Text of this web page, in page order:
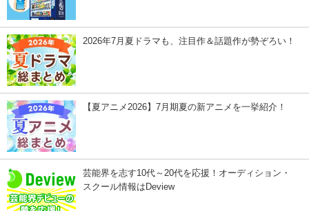
2026年7月夏ドラマも、注目作＆話題作が勢ぞろい！
【夏アニメ2026】7月期夏の新アニメを一挙紹介！
芸能界を志す10代～20代を応援！オーディション・
スクール情報はDeview